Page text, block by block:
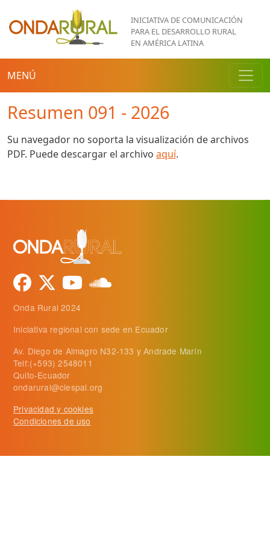
Pasar al contenido principal
INICIATIVA DE COMUNICACIÓN
PARA EL DESARROLLO RURAL
EN AMÉRICA LATINA
MENÚ
Resumen 091 - 2026
Su navegador no soporta la visualización de archivos
PDF. Puede descargar el archivo aquí.
Onda Rural 2024
Iniciativa regional con sede en Ecuador
Av. Diego de Almagro N32-133 y Andrade Marín
Telf:(+593) 2548011
Quito-Ecuador
ondarural@ciespal.org
Privacidad y cookies
Condiciones de uso